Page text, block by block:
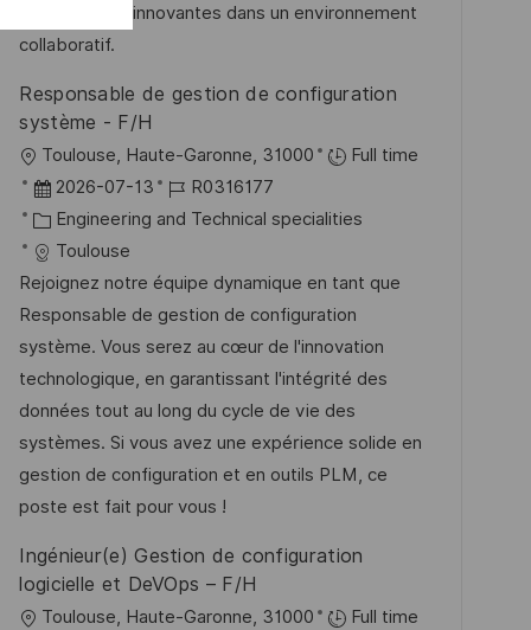
g
r
f
f
n
t
h
g
des solutions innovantes dans un environnement
collaboratif.
Responsable de gestion de configuration
système - F/H
O
r
t
Toulouse, Haute-Garonne, 31000
Full time
D
a
t
u
m
d
e
r
V
e
r
f
f
2026-07-13
J
o
-
I
D
R0316177
K
a
t
e
g
o
r
i
e
Engineering and Technical specialities
Toulouse
Rejoignez notre équipe dynamique en tant que
Responsable de gestion de configuration
système. Vous serez au cœur de l'innovation
technologique, en garantissant l'intégrité des
données tout au long du cycle de vie des
systèmes. Si vous avez une expérience solide en
gestion de configuration et en outils PLM, ce
poste est fait pour vous !
Ingénieur(e) Gestion de configuration
logicielle et DeVOps – F/H
O Toulouse, Haute-Garonne, 31000
Full time